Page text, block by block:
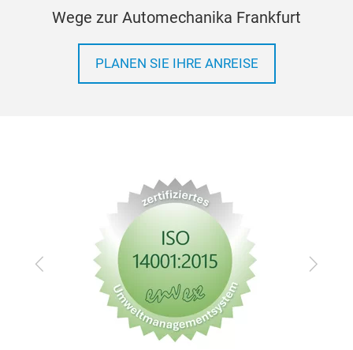
Wege zur Automechanika Frankfurt
PLANEN SIE IHRE ANREISE
Zurück Vor